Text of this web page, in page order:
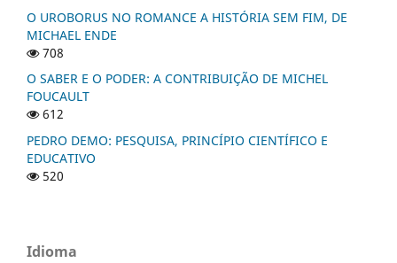
O UROBORUS NO ROMANCE A HISTÓRIA SEM FIM, DE
MICHAEL ENDE
708
O SABER E O PODER: A CONTRIBUIÇÃO DE MICHEL
FOUCAULT
612
PEDRO DEMO: PESQUISA, PRINCÍPIO CIENTÍFICO E
EDUCATIVO
520
Idioma